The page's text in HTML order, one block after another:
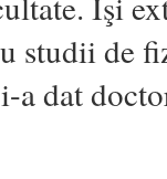
studii de
a dat